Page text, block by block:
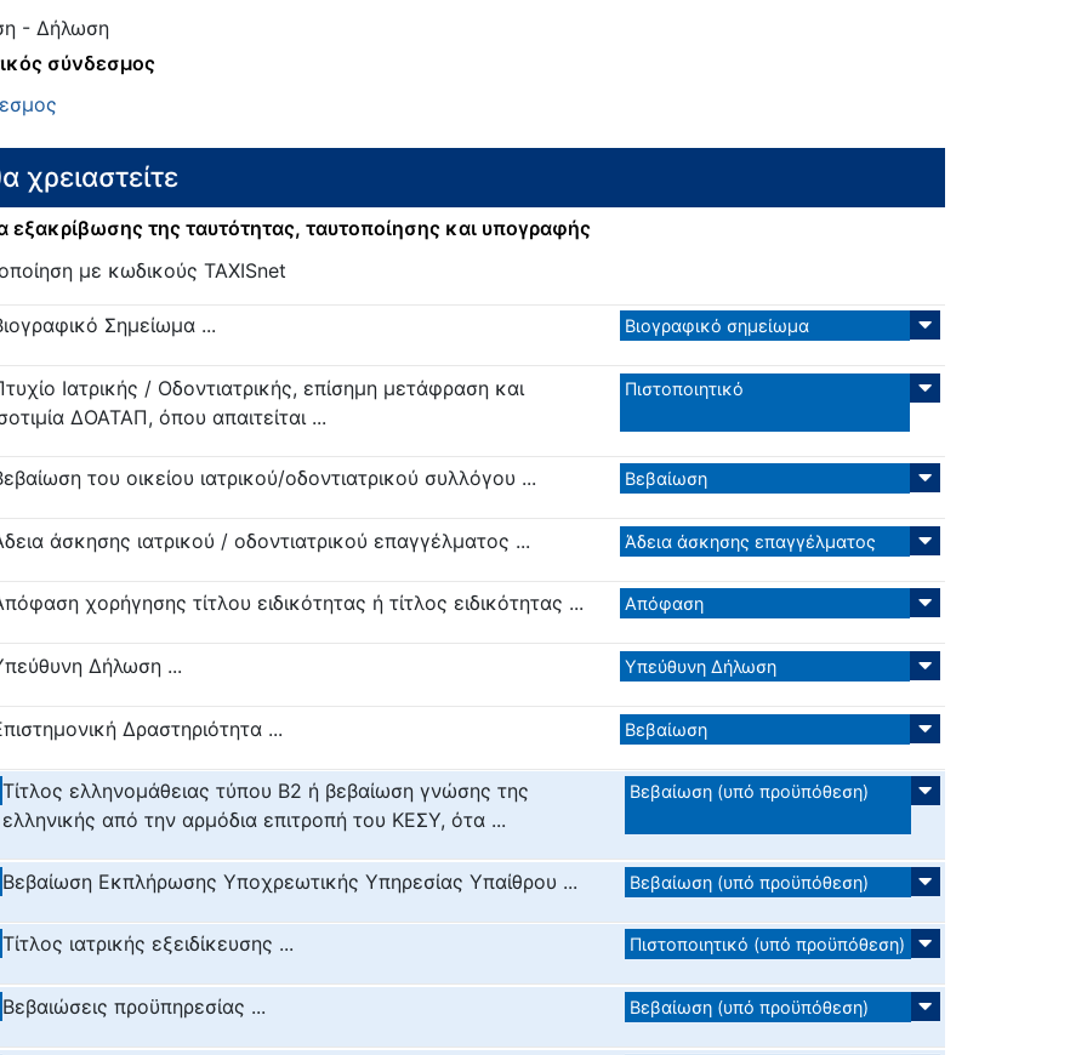
- Δήλωση
σύνδεσμος
χρειαστείτε
εξακρίβωσης της ταυτότητας, ταυτοποίησης και υπογραφής
με κωδικούς TAXISnet
Σημείωμα ... Βιογραφικό σημείωμα
Ιατρικής / Οδοντιατρικής, επίσημη μετάφραση και
ΔΟΑΤΑΠ, όπου απαιτείται ...
Πιστοποιητικό
του οικείου ιατρικού/οδοντιατρικού συλλόγου ... Βεβαίωση
άσκησης ιατρικού / οδοντιατρικού επαγγέλματος ... Άδεια άσκησης επαγγέλματος
χορήγησης τίτλου ειδικότητας ή τίτλος ειδικότητας ... Απόφαση
Δήλωση ... Υπεύθυνη Δήλωση
Δραστηριότητα ... Βεβαίωση
Τίτλος ελληνομάθειας τύπου Β2 ή βεβαίωση γνώσης της
ελληνικής από την αρμόδια επιτροπή του ΚΕΣΥ, ότα ...
Βεβαίωση (υπό προϋπόθεση)
Βεβαίωση Εκπλήρωσης Υποχρεωτικής Υπηρεσίας Υπαίθρου ... Βεβαίωση (υπό προϋπόθεση)
Τίτλος ιατρικής εξειδίκευσης ... Πιστοποιητικό (υπό προϋπόθεση)
Βεβαιώσεις προϋπηρεσίας ... Βεβαίωση (υπό προϋπόθεση)